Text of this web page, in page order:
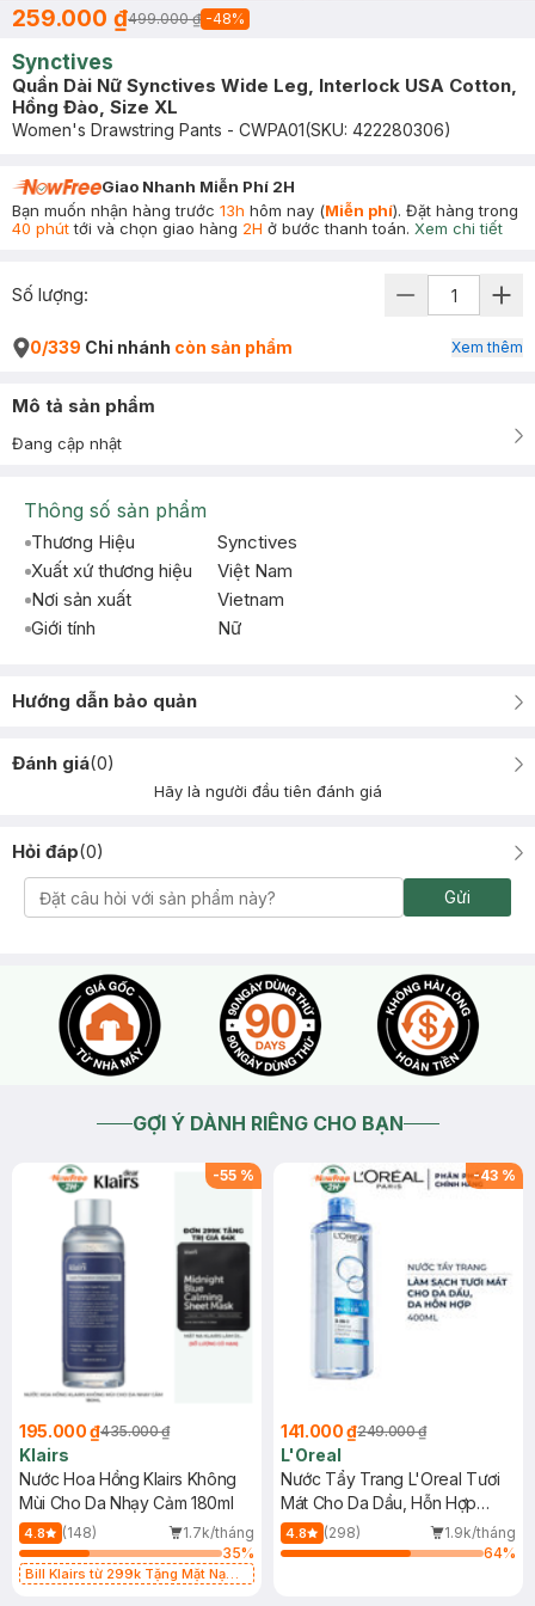
259.000 ₫499.000 ₫ -48%
Synctives
Quần Dài Nữ Synctives Wide Leg, Interlock USA Cotton,
Hồng Đào, Size XL
Women's Drawstring Pants - CWPA01(SKU: 422280306)
Giao Nhanh Miễn Phí 2H
Bạn muốn nhận hàng trước 13h hôm nay (Miễn phí). Đặt hàng trong
40 phúttới và chọn giao hàng 2H ở bước thanh toán. Xem chi tiết
Số lượng:
0/339 Chi nhánh còn sản phẩm Xem thêm
Mô tả sản phẩm
Đang cập nhật
Thông số sản phẩm
Thương Hiệu
Synctives
Xuất xứ thương hiệu
Việt Nam
Nơi sản xuất
Vietnam
Giới tính
Nữ
Hướng dẫn bảo quản
Đánh giá(0)
Hãy là người đầu tiên đánh giá
Hỏi đáp(0)
Gửi
GỢI Ý DÀNH RIÊNG CHO BẠN
-55 %
195.000 ₫435.000 ₫
Klairs
Nước Hoa Hồng Klairs Không
Mùi Cho Da Nhạy Cảm 180ml
4.8 (148)
1.7k/tháng
35%
Bill Klairs từ 299k Tặng Mặt Nạ
-43 %
141.000 ₫249.000 ₫
L'Oreal
Nước Tẩy Trang L'Oreal Tươi
Mát Cho Da Dầu, Hỗn Hợp
400ml
4.8 (298)
1.9k/tháng
64%